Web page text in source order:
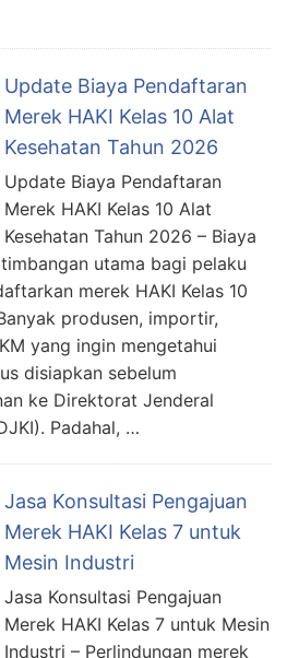
Update Biaya Pendaftaran
Merek HAKI Kelas 10 Alat
Kesehatan Tahun 2026
Update Biaya Pendaftaran
Merek HAKI Kelas 10 Alat
Kesehatan Tahun 2026 – Biaya
utama bagi pelaku
merek HAKI Kelas 10
produsen, importir,
yang ingin mengetahui
disiapkan sebelum
ke Direktorat Jenderal
Padahal, …
Jasa Konsultasi Pengajuan
Merek HAKI Kelas 7 untuk
Mesin Industri
Jasa Konsultasi Pengajuan
Merek HAKI Kelas 7 untuk Mesin
Industri – Perlindungan merek